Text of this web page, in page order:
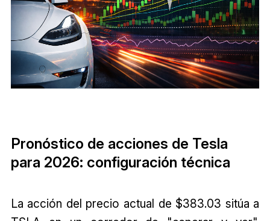
Pronóstico de acciones de Tesla
para 2026: configuración técnica
La acción del precio actual de $383.03 sitúa a